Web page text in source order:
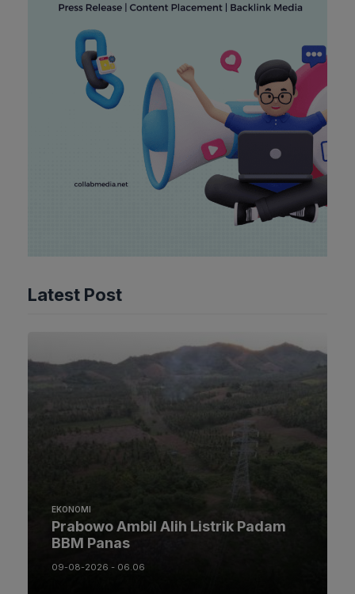
Latest Post
EKONOMI
Prabowo Ambil Alih Listrik Padam
BBM Panas
09-08-2026 - 06.06